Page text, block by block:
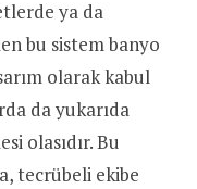
ya da
bu sistem banyo
olarak kabul
da yukarıda
olasıdır. Bu
tecrübeli ekibe